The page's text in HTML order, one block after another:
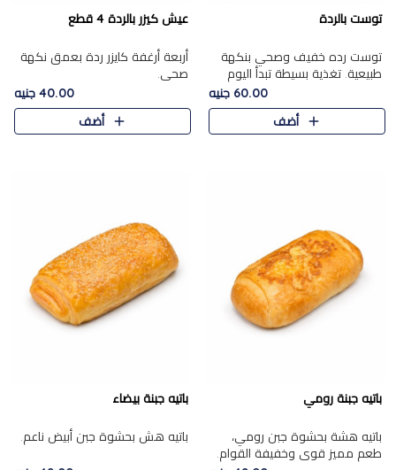
توست بالردة
توست رده خفيف وصحي بنكهة
طبيعية. تغذية بسيطة تبدأ اليوم
60.00 جنيه
أضف
عيش كيزر بالردة 4 قطع
أربعة أرغفة كايزر ردة بعمق نكهة
صحي.
40.00 جنيه
أضف
باتيه جبنة رومي
باتيه هشة بحشوة جبن رومي،
طعم مميز قوي وخفيفة القوام.
باتيه جبنة بيضاء
باتيه هش بحشوة جبن أبيض ناعم.